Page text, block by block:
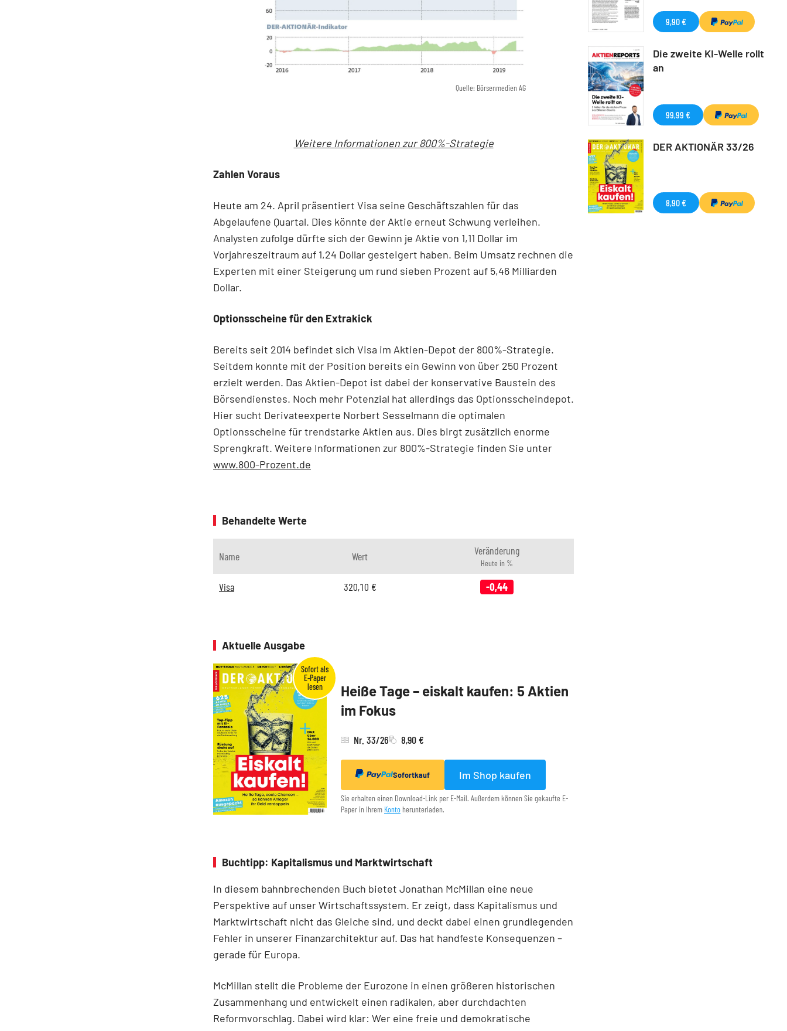
Quelle: Börsenmedien AG
Weitere Informationen zur 800%-Strategie
Zahlen Voraus
Heute am 24. April präsentiert Visa seine Geschäftszahlen für das
Abgelaufene Quartal. Dies könnte der Aktie erneut Schwung verleihen.
Analysten zufolge dürfte sich der Gewinn je Aktie von 1,11 Dollar im
Vorjahreszeitraum auf 1,24 Dollar gesteigert haben. Beim Umsatz rechnen die
Experten mit einer Steigerung um rund sieben Prozent auf 5,46 Milliarden
Dollar.
Optionsscheine für den Extrakick
Bereits seit 2014 befindet sich Visa im Aktien-Depot der 800%-Strategie.
Seitdem konnte mit der Position bereits ein Gewinn von über 250 Prozent
erzielt werden. Das Aktien-Depot ist dabei der konservative Baustein des
Börsendienstes. Noch mehr Potenzial hat allerdings das Optionsscheindepot.
Hier sucht Derivateexperte Norbert Sesselmann die optimalen
Optionsscheine für trendstarke Aktien aus. Dies birgt zusätzlich enorme
Sprengkraft. Weitere Informationen zur 800%-Strategie finden Sie unter
www.800-Prozent.de
Behandelte Werte
Name Wert Veränderung
Heute in %
Visa 320,10 € -0,44
Aktuelle Ausgabe
Heiße Tage – eiskalt kaufen: 5 Aktien
im Fokus
Nr. 33/26 8,90 €
Sofortkauf Im Shop kaufen
Sie erhalten einen Download-Link per E-Mail. Außerdem können Sie gekaufte E-
Paper in Ihrem Konto herunterladen.
Buchtipp: Kapitalismus und Marktwirtschaft
In diesem bahnbrechenden Buch bietet Jonathan McMillan eine neue
Perspektive auf unser Wirtschaftssystem. Er zeigt, dass Kapitalismus und
Marktwirtschaft nicht das Gleiche sind, und deckt dabei einen grundlegenden
Fehler in unserer Finanzarchitektur auf. Das hat handfeste Konsequenzen –
gerade für Europa.
McMillan stellt die Probleme der Eurozone in einen größeren historischen
Zusammenhang und entwickelt einen radikalen, aber durchdachten
Reformvorschlag. Dabei wird klar: Wer eine freie und demokratische
9,90 €
Die zweite KI-Welle rollt
an
99,99 €
DER AKTIONÄR 33/26
8,90 €